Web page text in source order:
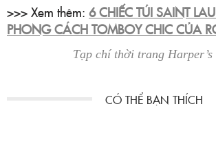
>>> Xem thêm: 6 CHIẾC TÚI SAINT
PHONG CÁCH TOMBOY CHIC CỦA
Tạp chí thời trang Harper’s